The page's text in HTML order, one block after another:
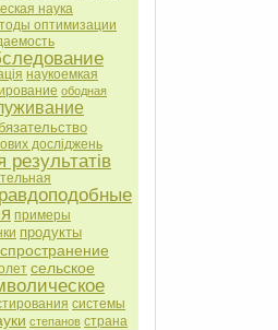
наука
оптимизации
наукоемкая
ободная
досліджень
примеры
продукты
сельское
системы
степанов страна